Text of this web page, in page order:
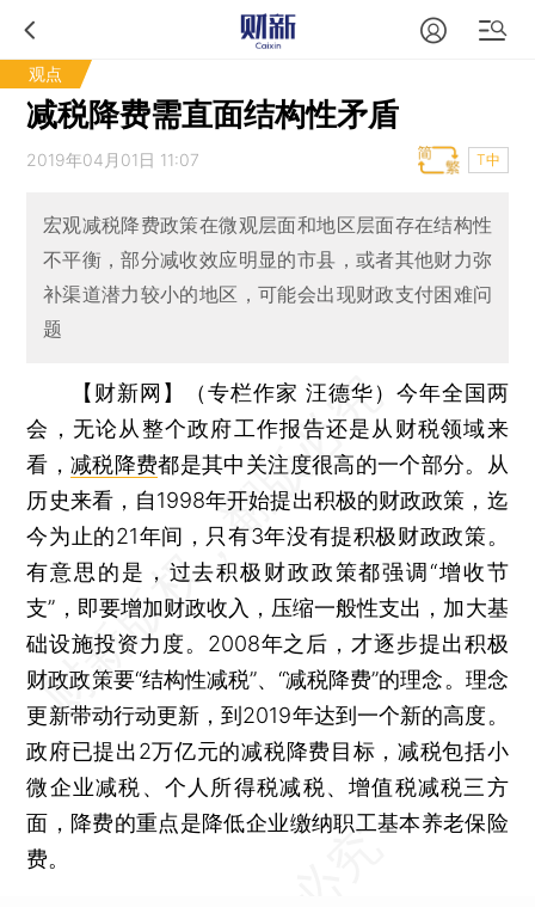
观点
减税降费需直面结构性矛盾
2019年04月01日 11:07 T中
宏观减税降费政策在微观层面和地区层面存在结构性
不平衡，部分减收效应明显的市县，或者其他财力弥
补渠道潜力较小的地区，可能会出现财政支付困难问
题
【财新网】（专栏作家 汪德华） 今年全国两
会，无论从整个政府工作报告还是从财税领域来
看，减税降费都是其中关注度很高的一个部分。从
历史来看，自1998年开始提出积极的财政政策，迄
今为止的21年间，只有3年没有提积极财政政策。
有意思的是，过去积极财政政策都强调“增收节
支”，即要增加财政收入，压缩一般性支出，加大基
础设施投资力度。2008年之后，才逐步提出积极
财政政策要“结构性减税”、“减税降费”的理念。理念
更新带动行动更新，到2019年达到一个新的高度。
政府已提出2万亿元的减税降费目标，减税包括小
微企业减税、个人所得税减税、增值税减税三方
面，降费的重点是降低企业缴纳职工基本养老保险
费。